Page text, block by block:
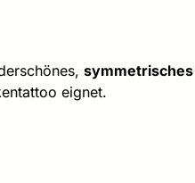
symmetrisches
eignet.